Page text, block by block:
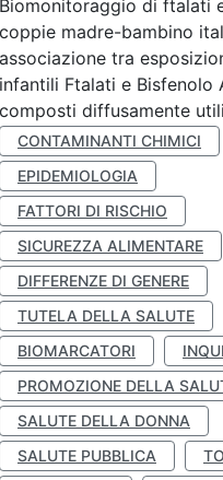
Biomonitoraggio di ftalati
coppie madre-bambino
associazione tra
infantili Ftalati e Bisfenolo
composti diffusamente
CONTAMINANTI CHIMICI
EPIDEMIOLOGIA
FATTORI DI RISCHIO
SICUREZZA ALIMENTARE
DIFFERENZE DI GENERE
TUTELA DELLA SALUTE
BIOMARCATORI
PROMOZIONE DELLA
SALUTE DELLA DONNA
SALUTE PUBBLICA